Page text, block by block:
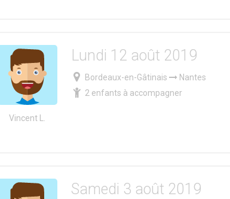
Vincent L.
Lundi 12 août 2019
Bordeaux-en-Gâtinais
Nantes
2 enfants à accompagner
Samedi 3 août 2019